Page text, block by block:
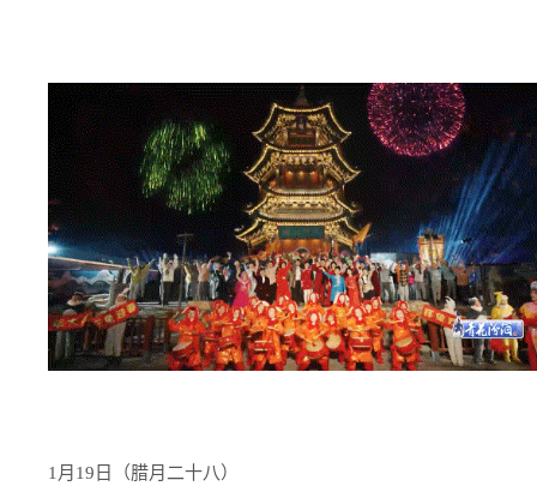
1月19日（腊月二十八）